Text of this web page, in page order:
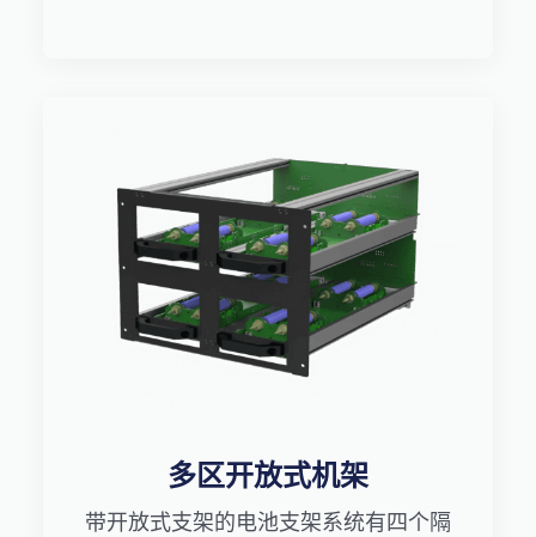
多区开放式机架
带开放式支架的电池支架系统有四个隔